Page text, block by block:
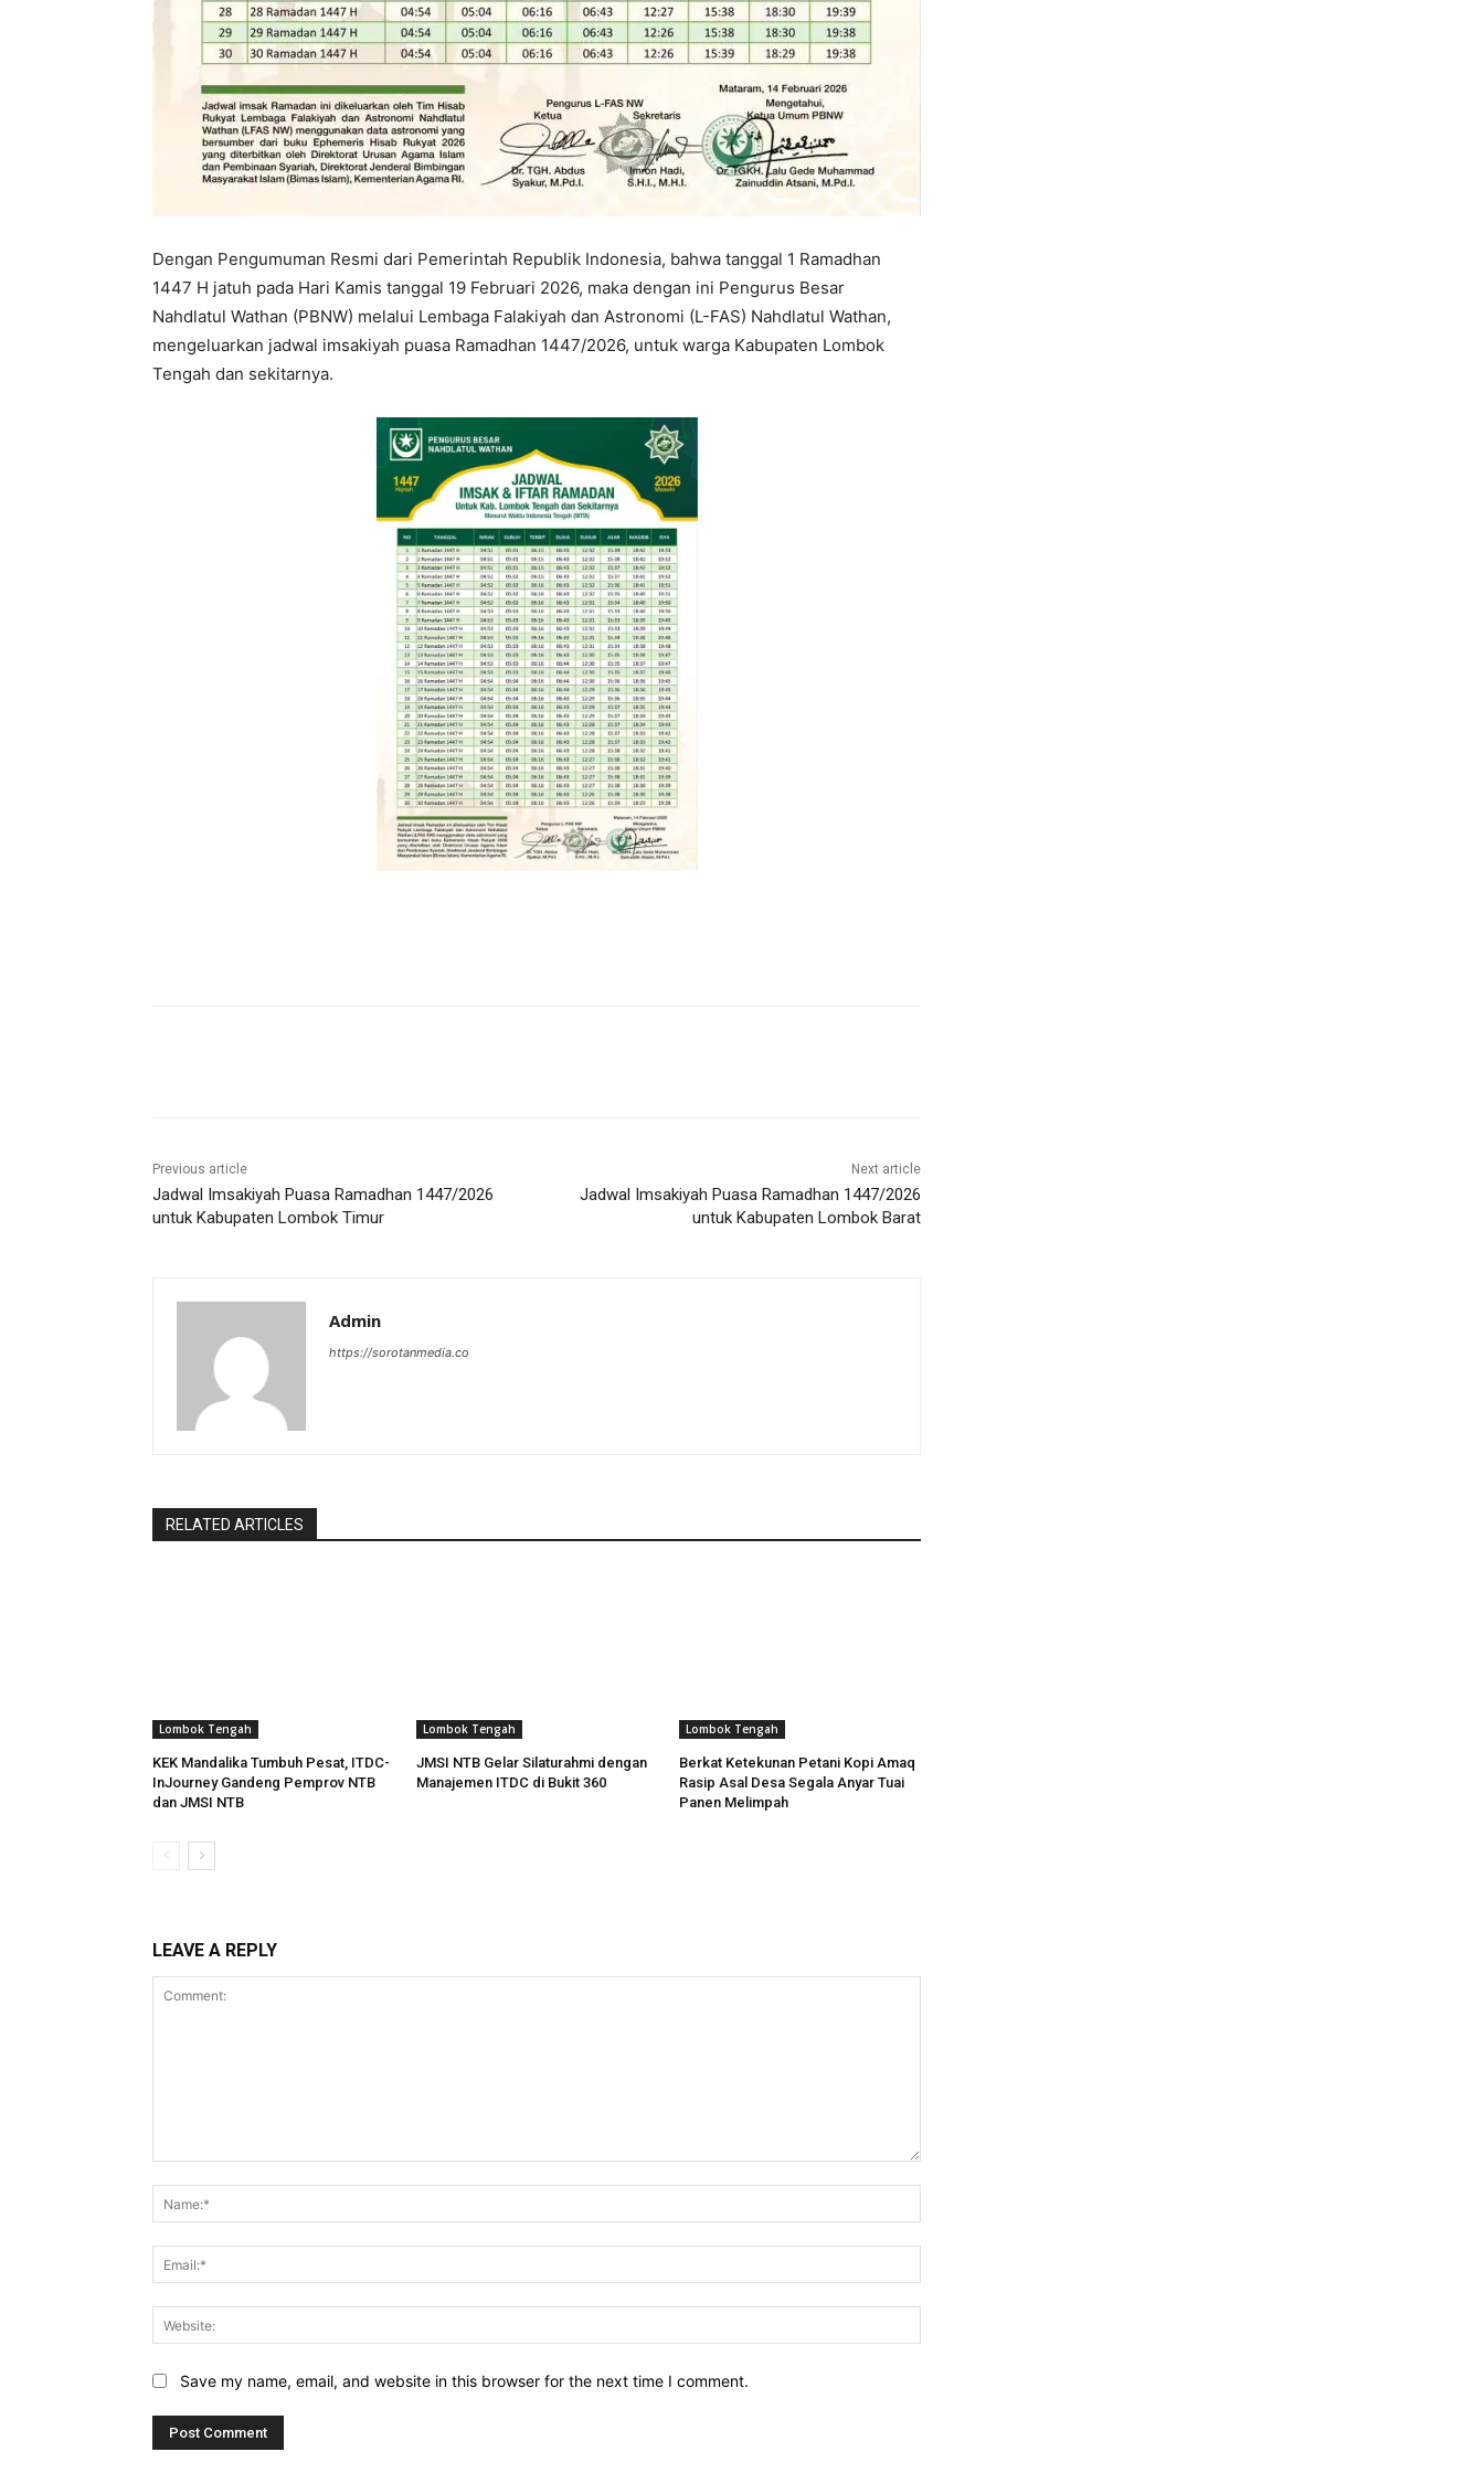
Dengan Pengumuman Resmi dari Pemerintah Republik Indonesia, bahwa tanggal 1 Ramadhan
1447 H jatuh pada Hari Kamis tanggal 19 Februari 2026, maka dengan ini Pengurus Besar
Nahdlatul Wathan (PBNW) melalui Lembaga Falakiyah dan Astronomi (L-FAS) Nahdlatul Wathan,
mengeluarkan jadwal imsakiyah puasa Ramadhan 1447/2026, untuk warga Kabupaten Lombok
Tengah dan sekitarnya.
Previous article
Jadwal Imsakiyah Puasa Ramadhan 1447/2026
untuk Kabupaten Lombok Timur
Next article
Jadwal Imsakiyah Puasa Ramadhan 1447/2026
untuk Kabupaten Lombok Barat
Admin
https://sorotanmedia.co
RELATED ARTICLES
Lombok Tengah
KEK Mandalika Tumbuh Pesat, ITDC-
InJourney Gandeng Pemprov NTB
dan JMSI NTB
Lombok Tengah
JMSI NTB Gelar Silaturahmi dengan
Manajemen ITDC di Bukit 360
Lombok Tengah
Berkat Ketekunan Petani Kopi Amaq
Rasip Asal Desa Segala Anyar Tuai
Panen Melimpah
LEAVE A REPLY
Save my name, email, and website in this browser for the next time I comment.